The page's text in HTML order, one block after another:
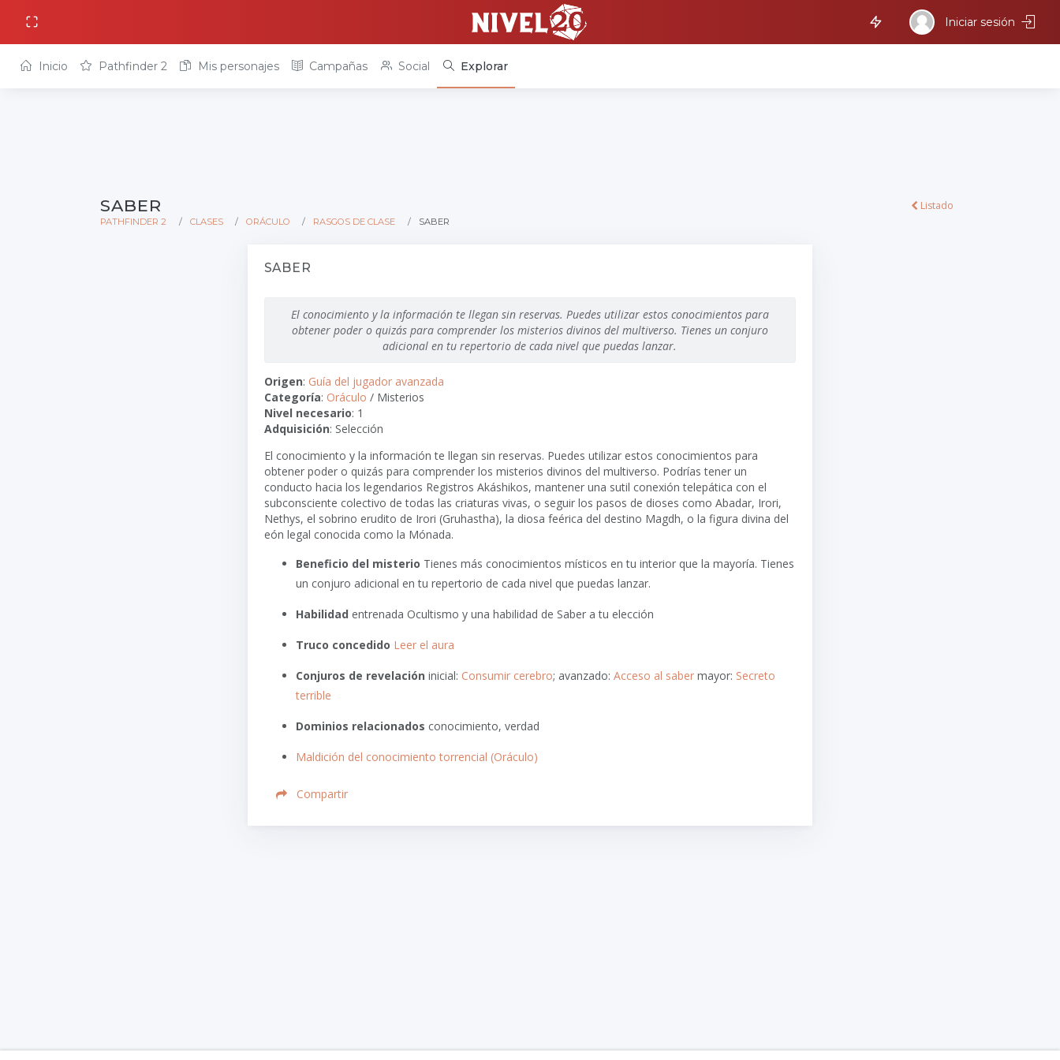
Iniciar sesión
Inicio Pathfinder 2 Mis personajes Campañas Social Explorar
SABER
PATHFINDER 2 CLASES ORÁCULO RASGOS DE CLASE SABER
Listado
SABER
El conocimiento y la información te llegan sin reservas. Puedes utilizar estos conocimientos para
obtener poder o quizás para comprender los misterios divinos del multiverso. Tienes un conjuro
adicional en tu repertorio de cada nivel que puedas lanzar.
Origen: Guía del jugador avanzada
Categoría: Oráculo / Misterios
Nivel necesario: 1
Adquisición: Selección
El conocimiento y la información te llegan sin reservas. Puedes utilizar estos conocimientos para
obtener poder o quizás para comprender los misterios divinos del multiverso. Podrías tener un
conducto hacia los legendarios Registros Akáshikos, mantener una sutil conexión telepática con el
subconsciente colectivo de todas las criaturas vivas, o seguir los pasos de dioses como Abadar, Irori,
Nethys, el sobrino erudito de Irori (Gruhastha), la diosa feérica del destino Magdh, o la figura divina del
eón legal conocida como la Mónada.
Beneficio del misterio Tienes más conocimientos místicos en tu interior que la mayoría. Tienes
un conjuro adicional en tu repertorio de cada nivel que puedas lanzar.
Habilidad entrenada Ocultismo y una habilidad de Saber a tu elección
Truco concedido Leer el aura
Conjuros de revelación inicial: Consumir cerebro; avanzado: Acceso al sabermayor: Secreto
terrible
Dominios relacionados conocimiento, verdad
Maldición del conocimiento torrencial (Oráculo)
Compartir